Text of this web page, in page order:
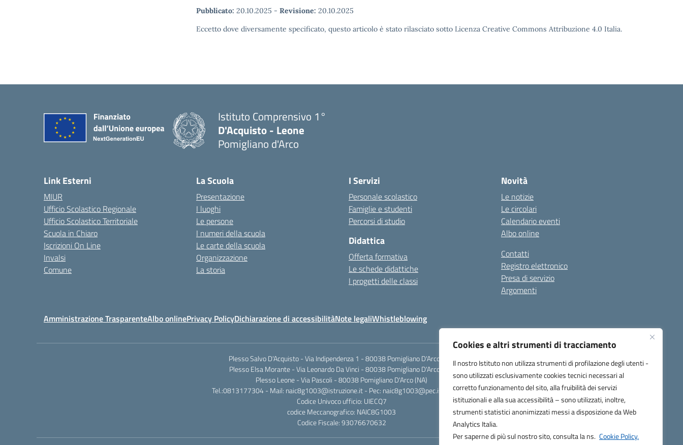
Cookies e altri strumenti di tracciamento
Il nostro Istituto non utilizza strumenti di profilazione degli utenti -
sono utilizzati esclusivamente cookies tecnici necessari al
corretto funzionamento del sito, alla fruibilità dei servizi
istituzionali e alla sua accessibilità – sono utilizzati, inoltre,
strumenti statistici anonimizzati messi a disposizione da Web
Analytics Italia.
Per saperne di più sul nostro sito, consulta la ns. Cookie Policy.
Pubblicato: 20.10.2025 - Revisione: 20.10.2025
Eccetto dove diversamente specificato, questo articolo è stato rilasciato sotto Licenza Creative Commons Attribuzione 4.0 Italia.
Istituto Comprensivo 1°
D'Acquisto - Leone
Pomigliano d'Arco
Link Esterni
MIUR
Ufficio Scolastico Regionale
Ufficio Scolastico Territoriale
Scuola in Chiaro
Iscrizioni On Line
Invalsi
Comune
La Scuola
Presentazione
I luoghi
Le persone
I numeri della scuola
Le carte della scuola
Organizzazione
La storia
I Servizi
Personale scolastico
Famiglie e studenti
Percorsi di studio
Didattica
Offerta formativa
Le schede didattiche
I progetti delle classi
Novità
Le notizie
Le circolari
Calendario eventi
Albo online
Contatti
Registro elettronico
Presa di servizio
Argomenti
Amministrazione TrasparenteAlbo onlinePrivacy PolicyDichiarazione di accessibilitàNote legaliWhistleblowing
Plesso Salvo D'Acquisto - Via Indipendenza 1 - 80038 Pomigliano D'Arco (NA)
Plesso Elsa Morante - Via Leonardo Da Vinci - 80038 Pomigliano D'Arco (NA)
Plesso Leone - Via Pascoli - 80038 Pomigliano D'Arco (NA)
Tel.:0813177304 - Mail: naic8g1003@istruzione.it - Pec: naic8g1003@pec.istruzione.it
Codice Univoco ufficio: UIECQ7
codice Meccanografico: NAIC8G1003
Codice Fiscale: 93076670632